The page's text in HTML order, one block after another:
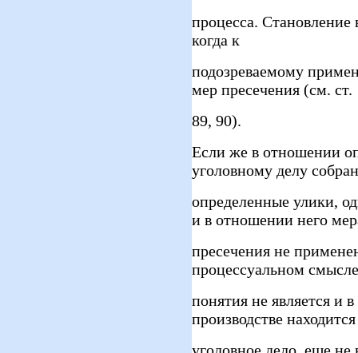
процесса. Становление
когда к
подозреваемому
мер пресечения (см. ст.
89, 90).
Если же в отношении
уголовному делу
определенные улики,
и в отношении него
пресечения не
процессуальном
понятия не является и
производстве находится